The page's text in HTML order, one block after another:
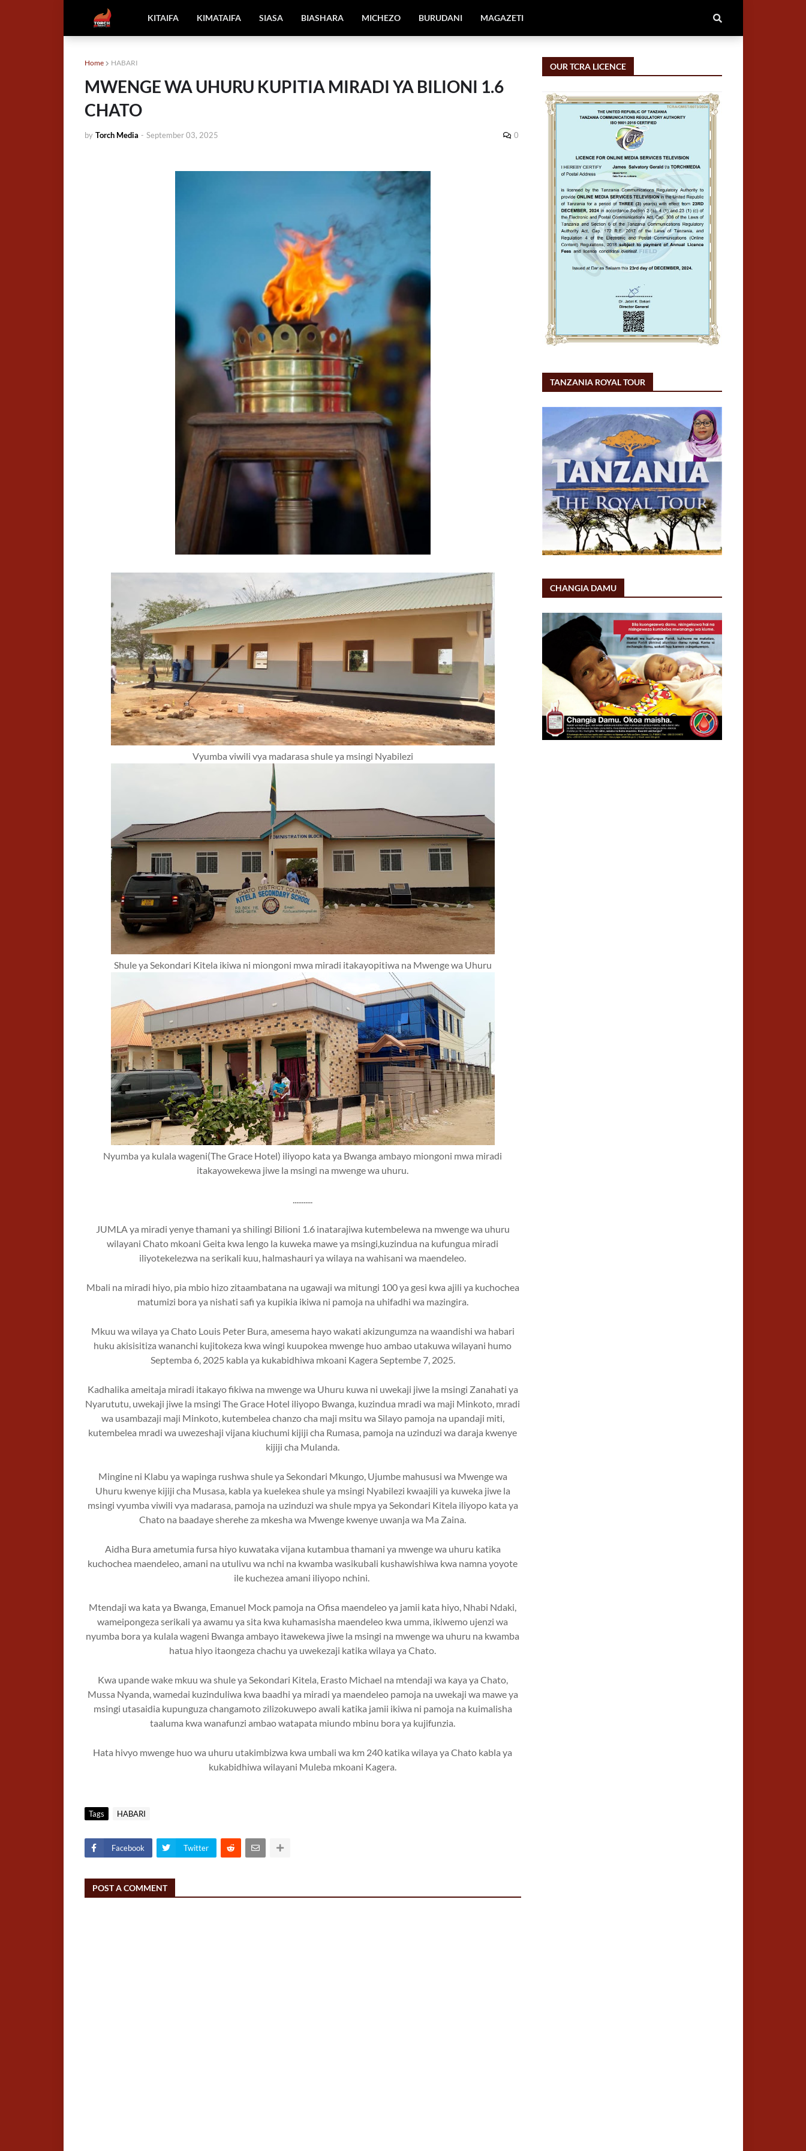
KITAIFA KIMATAIFA SIASA BIASHARA MICHEZO BURUDANI MAGAZETI
Home HABARI
MWENGE WA UHURU KUPITIA MIRADI YA BILIONI 1.6
CHATO
by Torch Media - September 03, 2025 0
Vyumba viwili vya madarasa shule ya msingi Nyabilezi
Shule ya Sekondari Kitela ikiwa ni miongoni mwa miradi itakayopitiwa na Mwenge wa Uhuru
Nyumba ya kulala wageni(The Grace Hotel) iliyopo kata ya Bwanga ambayo miongoni mwa miradi
itakayowekewa jiwe la msingi na mwenge wa uhuru.
...........
JUMLA ya miradi yenye thamani ya shilingi Bilioni 1.6 inatarajiwa kutembelewa na mwenge wa uhuru
wilayani Chato mkoani Geita kwa lengo la kuweka mawe ya msingi,kuzindua na kufungua miradi
iliyotekelezwa na serikali kuu, halmashauri ya wilaya na wahisani wa maendeleo.
Mbali na miradi hiyo, pia mbio hizo zitaambatana na ugawaji wa mitungi 100 ya gesi kwa ajili ya kuchochea
matumizi bora ya nishati safi ya kupikia ikiwa ni pamoja na uhifadhi wa mazingira.
Mkuu wa wilaya ya Chato Louis Peter Bura, amesema hayo wakati akizungumza na waandishi wa habari
huku akisisitiza wananchi kujitokeza kwa wingi kuupokea mwenge huo ambao utakuwa wilayani humo
Septemba 6, 2025 kabla ya kukabidhiwa mkoani Kagera Septembe 7, 2025.
Kadhalika ameitaja miradi itakayo fikiwa na mwenge wa Uhuru kuwa ni uwekaji jiwe la msingi Zanahati ya
Nyarututu, uwekaji jiwe la msingi The Grace Hotel iliyopo Bwanga, kuzindua mradi wa maji Minkoto, mradi
wa usambazaji maji Minkoto, kutembelea chanzo cha maji msitu wa Silayo pamoja na upandaji miti,
kutembelea mradi wa uwezeshaji vijana kiuchumi kijiji cha Rumasa, pamoja na uzinduzi wa daraja kwenye
kijiji cha Mulanda.
Mingine ni Klabu ya wapinga rushwa shule ya Sekondari Mkungo, Ujumbe mahususi wa Mwenge wa
Uhuru kwenye kijiji cha Musasa, kabla ya kuelekea shule ya msingi Nyabilezi kwaajili ya kuweka jiwe la
msingi vyumba viwili vya madarasa, pamoja na uzinduzi wa shule mpya ya Sekondari Kitela iliyopo kata ya
Chato na baadaye sherehe za mkesha wa Mwenge kwenye uwanja wa Ma Zaina.
Aidha Bura ametumia fursa hiyo kuwataka vijana kutambua thamani ya mwenge wa uhuru katika
kuchochea maendeleo, amani na utulivu wa nchi na kwamba wasikubali kushawishiwa kwa namna yoyote
ile kuchezea amani iliyopo nchini.
Mtendaji wa kata ya Bwanga, Emanuel Mock pamoja na Ofisa maendeleo ya jamii kata hiyo, Nhabi Ndaki,
wameipongeza serikali ya awamu ya sita kwa kuhamasisha maendeleo kwa umma, ikiwemo ujenzi wa
nyumba bora ya kulala wageni Bwanga ambayo itawekewa jiwe la msingi na mwenge wa uhuru na kwamba
hatua hiyo itaongeza chachu ya uwekezaji katika wilaya ya Chato.
Kwa upande wake mkuu wa shule ya Sekondari Kitela, Erasto Michael na mtendaji wa kaya ya Chato,
Mussa Nyanda, wamedai kuzinduliwa kwa baadhi ya miradi ya maendeleo pamoja na uwekaji wa mawe ya
msingi utasaidia kupunguza changamoto zilizokuwepo awali katika jamii ikiwa ni pamoja na kuimalisha
taaluma kwa wanafunzi ambao watapata miundo mbinu bora ya kujifunzia.
Hata hivyo mwenge huo wa uhuru utakimbizwa kwa umbali wa km 240 katika wilaya ya Chato kabla ya
kukabidhiwa wilayani Muleba mkoani Kagera.
Tags HABARI
Facebook Twitter
POST A COMMENT
OUR TCRA LICENCE
TANZANIA ROYAL TOUR
CHANGIA DAMU